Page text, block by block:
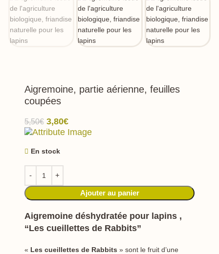
Aigremoine, partie aérienne, feuilles
coupées
5,50€ Le prix initial était : 5,50€.
3,80€
En stock
Ajouter au panier
Aigremoine déshydratée pour lapins ,
“Les cueillettes de Rabbits”
« Les cueillettes de Rabbits » sont le fruit d’une